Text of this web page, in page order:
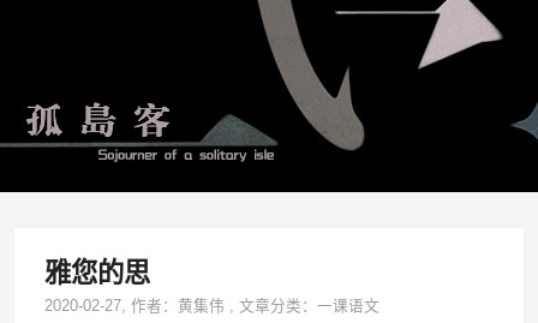
雅您的思
2020-02-27, 作者：黄集伟 ,文章分类：一课语文